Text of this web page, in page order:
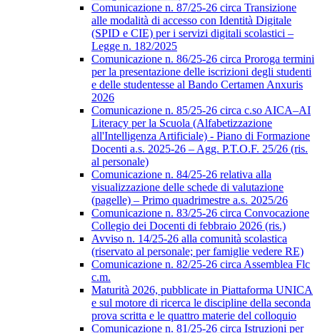
Comunicazione n. 87/25-26 circa Transizione
alle modalità di accesso con Identità Digitale
(SPID e CIE) per i servizi digitali scolastici –
Legge n. 182/2025
Comunicazione n. 86/25-26 circa Proroga termini
per la presentazione delle iscrizioni degli studenti
e delle studentesse al Bando Certamen Anxuris
2026
Comunicazione n. 85/25-26 circa c.so AICA–AI
Literacy per la Scuola (Alfabetizzazione
all'Intelligenza Artificiale) - Piano di Formazione
Docenti a.s. 2025-26 – Agg. P.T.O.F. 25/26 (ris.
al personale)
Comunicazione n. 84/25-26 relativa alla
visualizzazione delle schede di valutazione
(pagelle) – Primo quadrimestre a.s. 2025/26
Comunicazione n. 83/25-26 circa Convocazione
Collegio dei Docenti di febbraio 2026 (ris.)
Avviso n. 14/25-26 alla comunità scolastica
(riservato al personale; per famiglie vedere RE)
Comunicazione n. 82/25-26 circa Assemblea Flc
c.m.
Maturità 2026, pubblicate in Piattaforma UNICA
e sul motore di ricerca le discipline della seconda
prova scritta e le quattro materie del colloquio
Comunicazione n. 81/25-26 circa Istruzioni per